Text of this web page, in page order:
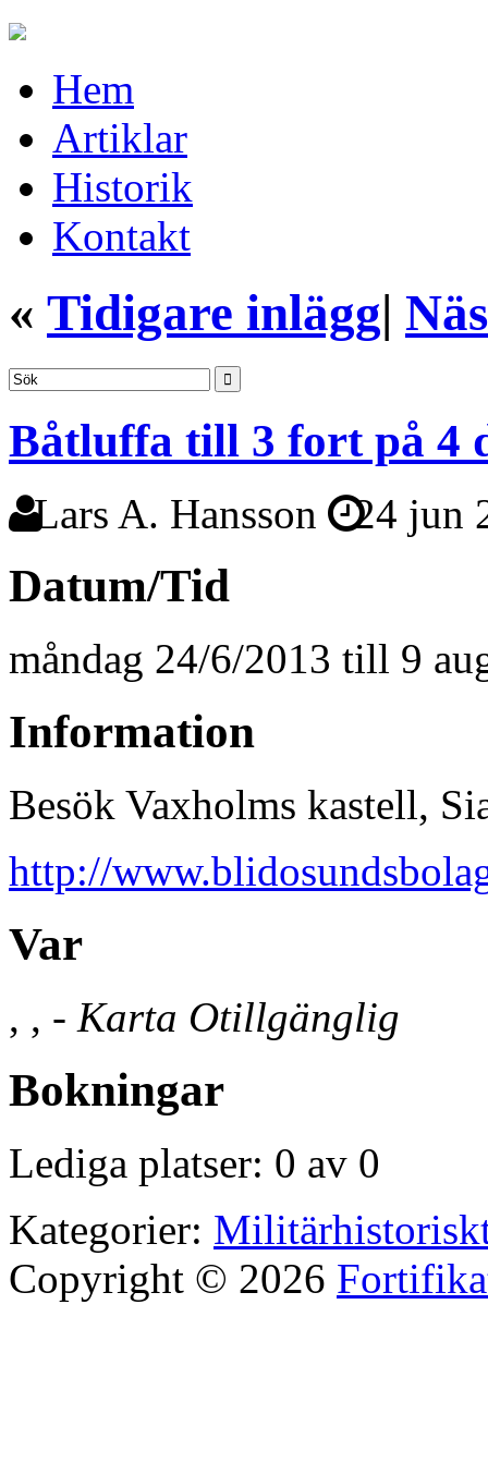
Hem
Artiklar
Historik
Kontakt
« Tidigare inlägg|
Båtluffa till 3 fort på 4
Lars A. Hansson 24 jun
Datum/Tid
måndag 24/6/2013 till 9
Information
Besök Vaxholms kastell,
http://
Var
, , - Karta Otillgänglig
Bokningar
Lediga platser: 0 av 0
Kategorier:
Copyright © 2026